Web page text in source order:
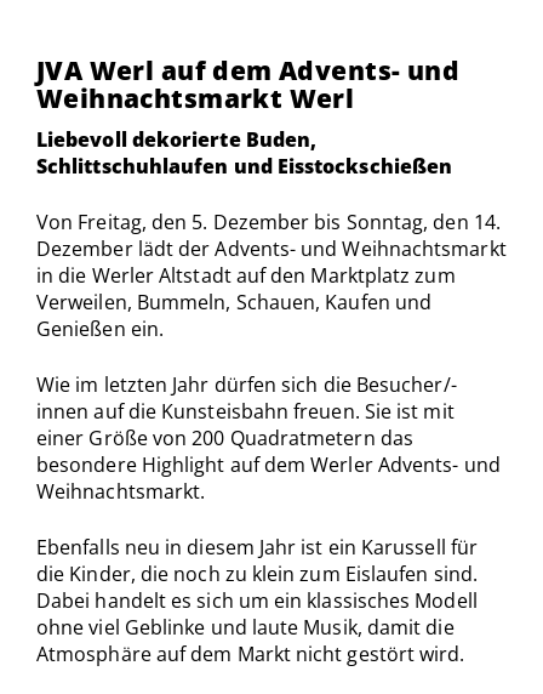
JVA Werl auf dem Advents- und
Weihnachtsmarkt Werl
Liebevoll dekorierte Buden,
Schlittschuhlaufen und Eisstockschießen
Von Freitag, den 5. Dezember bis Sonntag, den 14.
Dezember lädt der Advents- und Weihnachtsmarkt
in die Werler Altstadt auf den Marktplatz zum
Verweilen, Bummeln, Schauen, Kaufen und
Genießen ein.
Wie im letzten Jahr dürfen sich die Besucher/-
innen auf die Kunsteisbahn freuen. Sie ist mit
einer Größe von 200 Quadratmetern das
besondere Highlight auf dem Werler Advents- und
Weihnachtsmarkt.
Ebenfalls neu in diesem Jahr ist ein Karussell für
die Kinder, die noch zu klein zum Eislaufen sind.
Dabei handelt es sich um ein klassisches Modell
ohne viel Geblinke und laute Musik, damit die
Atmosphäre auf dem Markt nicht gestört wird.